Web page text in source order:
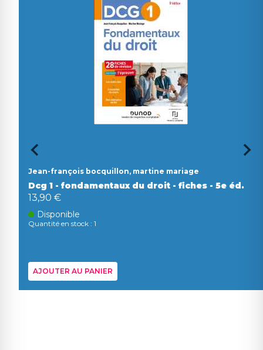
Jean-françois bocquillon, martine mariage
Dcg 1 - fondamentaux du droit - fiches - 5e éd.
13,90 €
Disponible
Quantité en stock : 1
AJOUTER AU PANIER